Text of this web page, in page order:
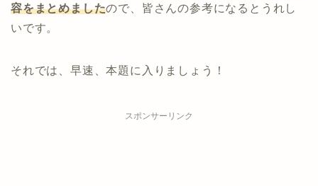
容をまとめましたので、皆さんの参考になるとうれし
いです。
それでは、早速、本題に入りましょう！
スポンサーリンク